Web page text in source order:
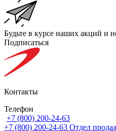
Будьте в курсе наших акций и
Подписаться
Контакты
Телефон
+7 (800) 200-24-63
+7 (800) 200-24-63 Отдел